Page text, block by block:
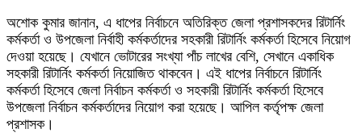
অশোক কুমার জানান, এ ধাপের নির্বাচনে অতিরিক্ত জেলা প্রশাসকদের রিটার্নিং
কর্মকর্তা ও উপজেলা নির্বাহী কর্মকর্তাদের সহকারী রিটার্নিং কর্মকর্তা হিসেবে নিয়োগ
দেওয়া হয়েছে। যেখানে ভোটারের সংখ্যা পাঁচ লাখের বেশি, সেখানে একাধিক
সহকারী রিটার্নিং কর্মকর্তা নিয়োজিত থাকবেন। এই ধাপের নির্বাচনে রিটার্নিং
কর্মকর্তা হিসেবে জেলা নির্বাচন কর্মকর্তা ও সহকারী রিটার্নিং কর্মকর্তা হিসেবে
উপজেলা নির্বাচন কর্মকর্তাদের নিয়োগ করা হয়েছে। আপিল কর্তৃপক্ষ জেলা
প্রশাসক।